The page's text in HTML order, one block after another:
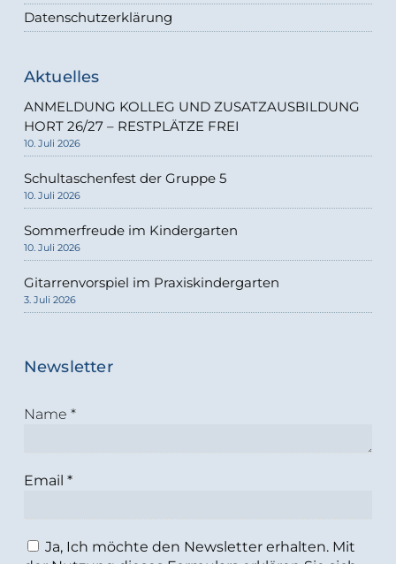
Datenschutzerklärung
Aktuelles
ANMELDUNG KOLLEG UND ZUSATZAUSBILDUNG
HORT 26/27 – RESTPLÄTZE FREI
10. Juli 2026
Schultaschenfest der Gruppe 5
10. Juli 2026
Sommerfreude im Kindergarten
10. Juli 2026
Gitarrenvorspiel im Praxiskindergarten
3. Juli 2026
Newsletter
Name *
Email *
Ja, Ich möchte den Newsletter erhalten. Mit